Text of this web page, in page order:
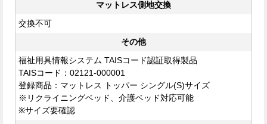
マットレス側地交換
交換不可
その他
福祉用具情報システム TAISコード認証取得製品
TAISコード：02121-000001
登録商品：マットレス トッパー シングル(S)サイズ
※リクライニングベッド、介護ベッド対応可能
※サイズ要確認